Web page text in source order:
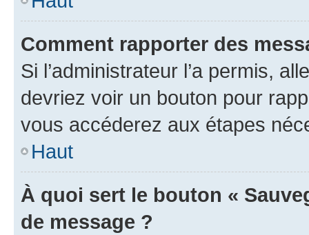
Comment rapporter des
Si l’administrateur l’a permis,
devriez voir un bouton pour
vous accéderez aux étapes
Haut
À quoi sert le bouton «
de message ?